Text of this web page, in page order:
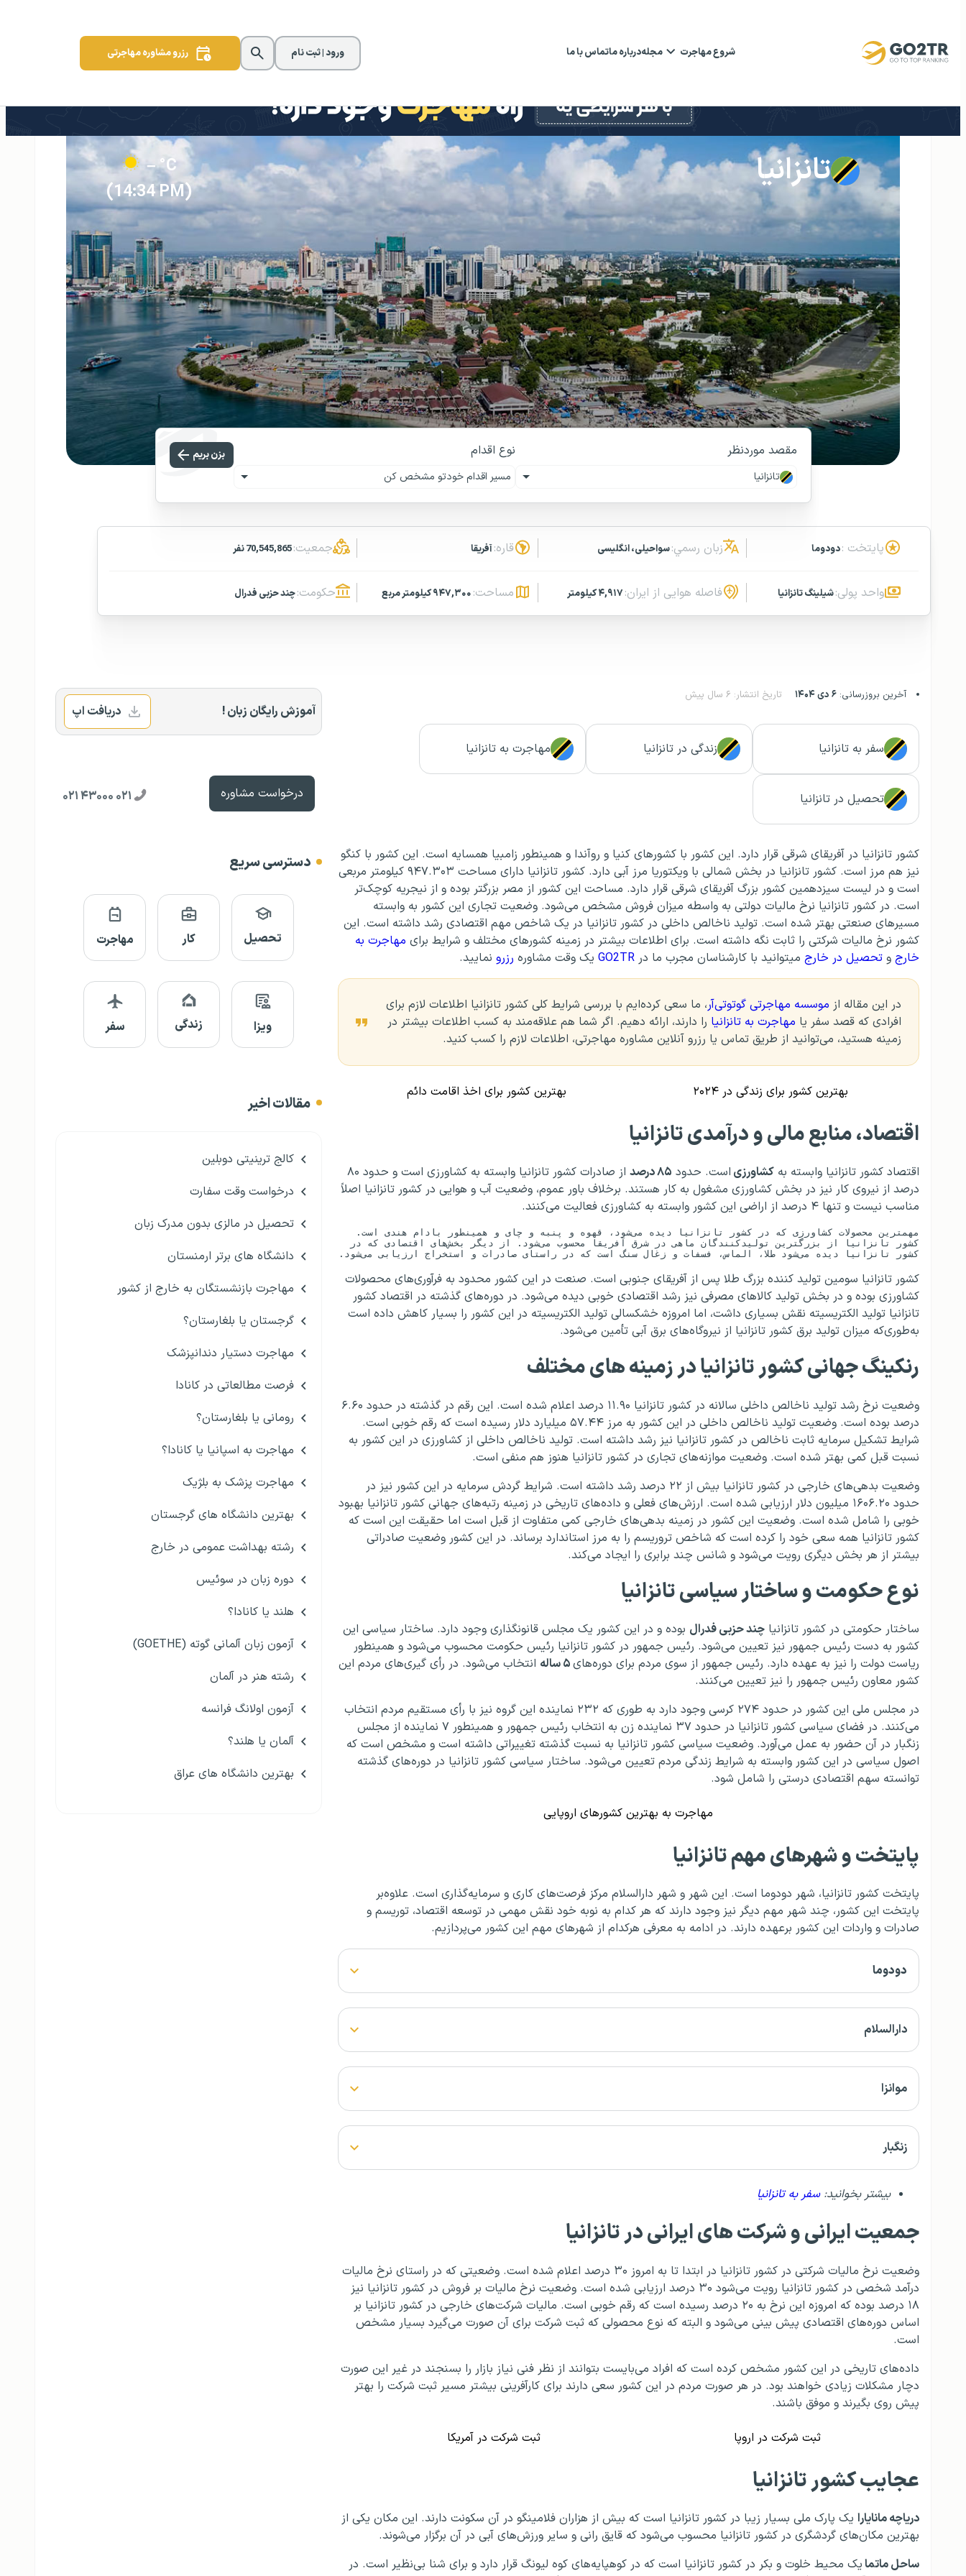
شروع مهاجرت مجلهدرباره ماتماس با ما ورود | ثبت نام رزرو مشاوره مهاجرتی
تانزانیا
– °C
(14:34 PM)
مقصد موردنظر
تانزانیا
نوع اقدام
مسیر اقدام خودتو مشخص کن
بزن بریم
پایتخت :دودوما زبان رسمي:سواحیلی، انگلیسی قاره:آفریقا جمعیت:70,545,865 نفر
واحد پولی:شیلینگ تانزانیا فاصله هوایی از ایران: مساحت: حکومت:چند حزبی فدرال
آخرین بروزرسانی: ۶ دی ۱۴۰۴ تاریخ انتشار: ۶ سال پیش
سفر به تانزانیا زندگی در تانزانیا مهاجرت به تانزانیا
تحصیل در تانزانیا
کشور تانزانیا در آفریقای شرقی قرار دارد. این کشور با کشورهای کنیا و روآندا و همینطور زامبیا همسایه است. این کشور با کنگو
نیز هم مرز است. کشور تانزانیا در بخش شمالی با ویکتوریا مرز آبی دارد. کشور تانزانیا دارای مساحت ۹۴۷.۳۰۳ کیلومتر مربعی
است و در لیست سیزدهمین کشور بزرگ آفریقای شرقی قرار دارد. مساحت این کشور از مصر بزرگتر بوده و از نیجریه کوچک‌تر
است. در کشور تانزانیا نرخ مالیات دولتی به واسطه میزان فروش مشخص می‌شود. وضعیت تجاری این کشور به وابسته
مسیر‌های صنعتی بهتر شده است. تولید ناخالص داخلی در کشور تانزانیا در یک شاخص مهم اقتصادی رشد داشته است. این
کشور نرخ مالیات شرکتی را ثابت نگه داشته است. برای اطلاعات بیشتر در زمینه کشورهای مختلف و شرایط برای مهاجرت به
خارج و تحصیل در خارج میتوانید با کارشناسان مجرب ما در GO2TR یک وقت مشاوره رزرو نمایید.
در این مقاله از موسسه مهاجرتی گوتوتی‌آر، ما سعی کرده‌ایم با بررسی شرایط کلی کشور تانزانیا اطلاعات لازم برای
افرادی که قصد سفر یا مهاجرت به تانزانیا را دارند، ارائه دهیم. اگر شما هم علاقه‌مند به کسب اطلاعات بیشتر در
زمینه هستید، می‌توانید از طریق تماس یا رزرو آنلاین مشاوره مهاجرتی، اطلاعات لازم را کسب کنید.
بهترین کشور برای زندگی در ۲۰۲۴ بهترین کشور برای اخذ اقامت دائم
اقتصاد، منابع مالی و درآمدی تانزانیا
اقتصاد کشور تانزانیا وابسته به کشاورزی است. حدود ۸۵ درصد
از صادرات کشور تانزانیا وابسته به کشاورزی است و حدود ۸۰
درصد از نیروی کار نیز در بخش کشاورزی مشغول به کار هستند. برخلاف باور عموم، وضعیت آب و هوایی در کشور تانزانیا اصلاً
مناسب نیست و تنها ۴ درصد از اراضی این کشور وابسته به کشاورزی فعالیت می‌کنند.
کشور تانزانیا دیده می‌شود طلا، الماس، فسفات و زغال سنگ است که در راستای صادرات و استخراج ارزیابی می‌شود.
کشور تانزانیا سومین تولید کننده بزرگ طلا پس از آفریقای جنوبی است. صنعت در این کشور محدود به فرآوری‌های محصولات
کشاورزی بوده و در بخش تولید کالاهای مصرفی نیز رشد اقتصادی خوبی دیده می‌شود. در دوره‌های گذشته در اقتصاد کشور
تانزانیا تولید الکتریسیته نقش بسیاری داشت، اما امروزه خشکسالی تولید الکتریسیته در این کشور را بسیار کاهش داده است
به‌طوری‌که میزان تولید برق کشور تانزانیا از نیروگاه‌های برق آبی تأمین می‌شود.
رنکینگ جهانی کشور تانزانیا در زمینه های مختلف
وضعیت نرخ رشد تولید ناخالص داخلی سالانه در کشور تانزانیا ۱۱.۹۰ درصد اعلام شده است. این رقم در گذشته در حدود ۶.۶۰
درصد بوده است. وضعیت تولید ناخالص داخلی در این کشور به مرز ۵۷.۴۴ میلیارد دلار رسیده است که رقم خوبی است.
شرایط تشکیل سرمایه ثابت ناخالص در کشور تانزانیا نیز رشد داشته است. تولید ناخالص داخلی از کشاورزی در این کشور به
نسبت قبل کمی بهتر شده است. وضعیت موازنه‌های تجاری در کشور تانزانیا هنوز هم منفی است.
وضعیت بدهی‌های خارجی در کشور تانزانیا بیش از ۲۲ درصد رشد داشته است. شرایط گردش سرمایه در این کشور نیز در
حدود ۱۶۰۶.۲۰ میلیون دلار ارزیابی شده است. ارزش‌های فعلی و داده‌های تاریخی در زمینه رتبه‌های جهانی کشور تانزانیا بهبود
خوبی را شامل شده است. وضعیت این کشور در زمینه بدهی‌های خارجی کمی متفاوت از قبل است اما حقیقت این است که
کشور تانزانیا همه سعی خود را کرده است که شاخص تروریسم را به مرز استاندارد برساند. در این کشور وضعیت صادراتی
بیشتر از هر بخش دیگری رویت می‌شود و شانس چند برابری را ایجاد می‌کند.
نوع حکومت و ساختار سیاسی تانزانیا
ساختار حکومتی در کشور تانزانیا چند حزبی فدرال بوده و در این کشور یک مجلس قانونگذاری وجود دارد. ساختار سیاسی این
کشور به دست رئیس جمهور نیز تعیین می‌شود. رئیس جمهور در کشور تانزانیا رئیس حکومت محسوب می‌شود و همینطور
ریاست دولت را نیز به عهده دارد. رئیس جمهور از سوی مردم برای دوره‌های
انتخاب می‌شود. در رأی گیری‌های مردم این
کشور معاون رئیس جمهور را نیز تعیین می‌کنند.
در مجلس ملی این کشور در حدود ۲۷۴ کرسی وجود دارد به طوری که ۲۳۲ نماینده این گروه نیز با رأی مستقیم مردم انتخاب
می‌کنند. در فضای سیاسی کشور تانزانیا در حدود ۳۷ نماینده زن به انتخاب رئیس جمهور و همینطور ۷ نماینده از مجلس
زنگبار در آن حضور به عمل می‌آورد. وضعیت سیاسی کشور تانزانیا به نسبت گذشته تغییراتی داشته است و مشخص است که
اصول سیاسی در این کشور وابسته به شرایط زندگی مردم تعیین می‌شود. ساختار سیاسی کشور تانزانیا در دوره‌های گذشته
توانسته سهم اقتصادی درستی را شامل شود.
مهاجرت به بهترین کشورهای اروپایی
پایتخت و شهرهای مهم تانزانیا
پایتخت کشور تانزانیا، شهر دودوما است. این شهر و شهر دارالسلام مرکز فرصت‌های کاری و سرمایه‌گذاری است. علاوه‌بر
پایتخت این کشور، چند شهر مهم دیگر نیز وجود دارند که هر کدام به نوبه خود نقش مهمی در توسعه اقتصاد، توریسم و
صادرات و واردات این کشور برعهده دارند. در ادامه به معرفی هرکدام از شهرهای مهم این کشور می‌پردازیم.
دودوما
دارالسلام
موانزا
زنگبار
بیشتر بخوانید: سفر به تانزانیا
جمعیت ایرانی و شرکت های ایرانی در تانزانیا
وضعیت نرخ مالیات شرکتی در کشور تانزانیا در ابتدا تا به امروز ۳۰ درصد اعلام شده است. وضعیتی که در راستای نرخ مالیات
درآمد شخصی در کشور تانزانیا رویت می‌شود ۳۰ درصد ارزیابی شده است. وضعیت نرخ مالیات بر فروش در کشور تانزانیا نیز
۱۸ درصد بوده که امروزه این نرخ به ۲۰ درصد رسیده است که رقم خوبی است. مالیات شرکت‌های خارجی در کشور تانزانیا بر
اساس دوره‌های اقتصادی پیش بینی می‌شود و البته که نوع محصولی که ثبت شرکت برای آن صورت می‌گیرد بسیار مشخص
است.
داده‌های تاریخی در این کشور مشخص کرده است که افراد می‌بایست بتوانند از نظر فنی نیاز بازار را بسنجند در غیر این صورت
دچار مشکلات زیادی خواهند بود. در هر صورت مردم در این کشور سعی دارند برای کارآفرینی بیشتر مسیر ثبت شرکت را بهتر
پیش روی بگیرند و موفق باشند.
ثبت شرکت در اروپا
ثبت شرکت در آمریکا
عجایب کشور تانزانیا
دریاچه مانایارا یک پارک ملی بسیار زیبا در کشور تانزانیا است که بیش از هزاران فلامینگو در آن سکونت دارند. این مکان یکی از
بهترین مکان‌های گردشگری در کشور تانزانیا محسوب می‌شود که قایق رانی و سایر ورزش‌های آبی در آن برگزار می‌شوند.
ساحل ماتمایک محیط خلوت و بکر در کشور تانزانیا است که در کوهپایه‌های کوه لیونگ قرار دارد و برای شنا بی‌نظیر است. در
آموزش رایگان زبان ! دریافت اپ
درخواست مشاوره ۰۲۱ ۴۳۰۰۰ ۰۲۱
دسترسی سریع
تحصیل کار مهاجرت
ویزا زندگی سفر
مقالات اخیر
کالج ترینیتی دوبلین
درخواست وقت سفارت
تحصیل در مالزی بدون مدرک زبان
دانشگاه های برتر ارمنستان
مهاجرت بازنشستگان به خارج از کشور
گرجستان یا بلغارستان؟
مهاجرت دستیار دندانپزشک
فرصت مطالعاتی در کانادا
رومانی یا بلغارستان؟
مهاجرت به اسپانیا یا کانادا؟
مهاجرت پزشک به بلژیک
بهترین دانشگاه های گرجستان
رشته بهداشت عمومی در خارج
دوره زبان در سوئیس
هلند یا کانادا؟
آزمون زبان آلمانی گوته (GOETHE)
رشته هنر در آلمان
آزمون اولانگ فرانسه
آلمان یا هلند؟
بهترین دانشگاه های عراق